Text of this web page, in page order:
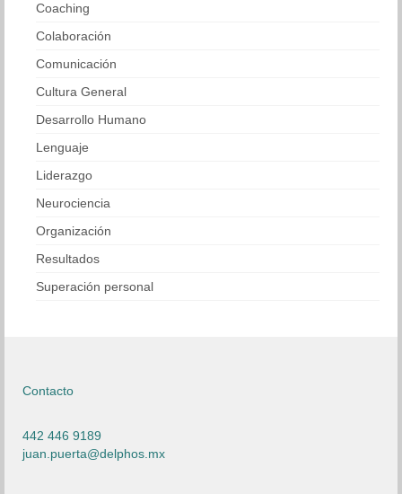
Coaching
Colaboración
Comunicación
Cultura General
Desarrollo Humano
Lenguaje
Liderazgo
Neurociencia
Organización
Resultados
Superación personal
Contacto
442 446 9189
juan.puerta@delphos.mx